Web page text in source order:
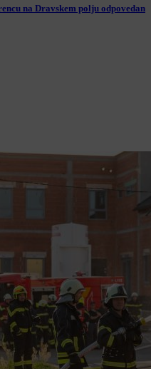
na Dravskem polju odpovedan